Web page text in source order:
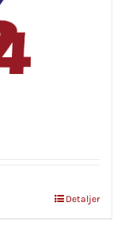
Detaljer